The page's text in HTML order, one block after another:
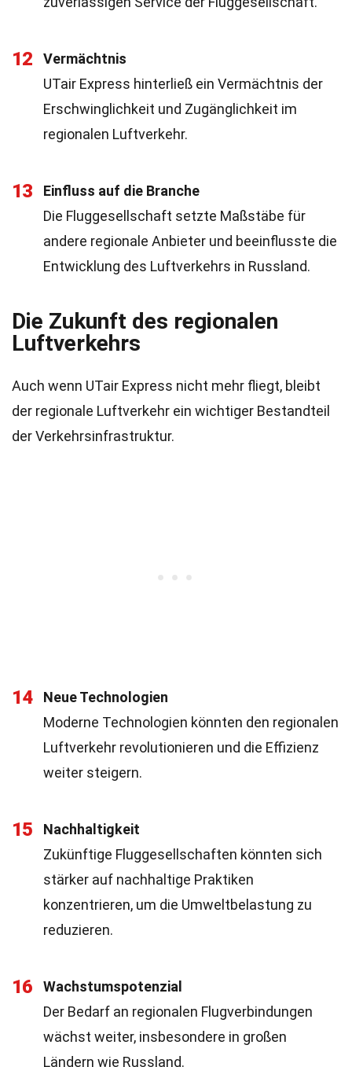
12
Vermächtnis
UTair Express hinterließ ein Vermächtnis der
Erschwinglichkeit und Zugänglichkeit im
regionalen Luftverkehr.
13
Einfluss auf die Branche
Die Fluggesellschaft setzte Maßstäbe für
andere regionale Anbieter und beeinflusste die
Entwicklung des Luftverkehrs in Russland.
Die Zukunft des regionalen
Luftverkehrs
Auch wenn UTair Express nicht mehr fliegt, bleibt
der regionale Luftverkehr ein wichtiger Bestandteil
der Verkehrsinfrastruktur.
14
Neue Technologien
Moderne Technologien könnten den regionalen
Luftverkehr revolutionieren und die Effizienz
weiter steigern.
15
Nachhaltigkeit
Zukünftige Fluggesellschaften könnten sich
stärker auf nachhaltige Praktiken
konzentrieren, um die Umweltbelastung zu
reduzieren.
16
Wachstumspotenzial
Der Bedarf an regionalen Flugverbindungen
wächst weiter, insbesondere in großen
Ländern wie Russland.